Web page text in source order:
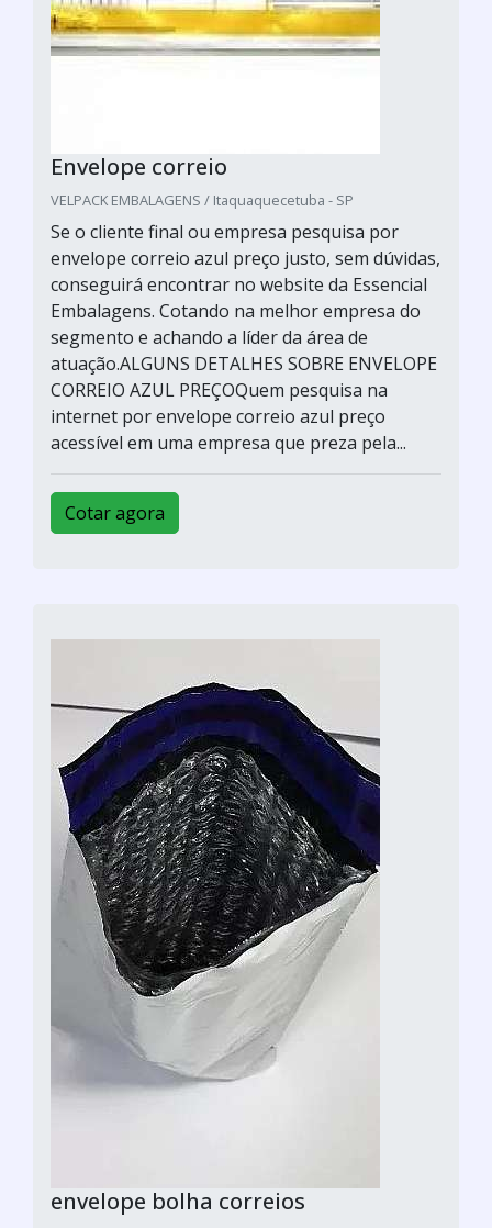
Envelope correio
VELPACK EMBALAGENS / Itaquaquecetuba - SP
Se o cliente final ou empresa pesquisa por
envelope correio azul preço justo, sem dúvidas,
conseguirá encontrar no website da Essencial
Embalagens. Cotando na melhor empresa do
segmento e achando a líder da área de
atuação.ALGUNS DETALHES SOBRE ENVELOPE
CORREIO AZUL PREÇOQuem pesquisa na
internet por envelope correio azul preço
acessível em uma empresa que preza pela...
Cotar agora
envelope bolha correios